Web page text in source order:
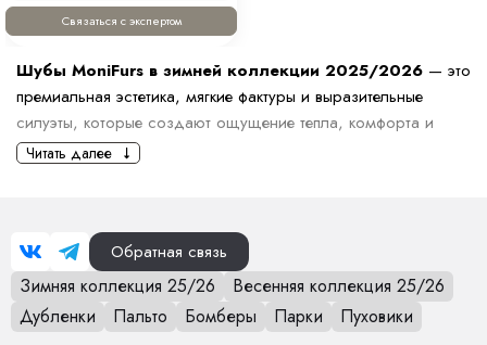
Связаться с экспертом
Шубы MoniFurs в зимней коллекции 2025/2026 — это
премиальная эстетика, мягкие фактуры и выразительные
силуэты, которые создают ощущение тепла, комфорта и
дорогого внешнего вида. Мы отбираем модели, которые
Коллекция включает шубы разной длины: от укороченных
моделей с акцентом на объём до элегантных длинных
вариантов, подчёркивающих фигуру. Представлены прямые,
расслабленные силуэты, варианты с поясом, капюшоном,
Читать далее
Обратная связь
Зимняя коллекция 25/26
Весенняя коллекция 25/26
Дубленки
Пальто Бомберы Парки Пуховики